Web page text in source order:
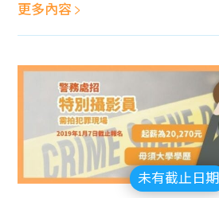
更多內容
未有截止日期